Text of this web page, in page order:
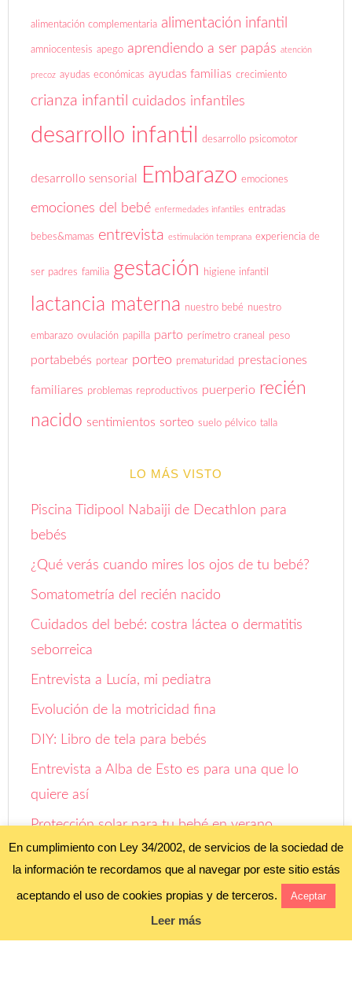
alimentación complementaria alimentación infantil
amniocentesis apego aprendiendo a ser papás atención
precoz ayudas económicas ayudas familias crecimiento
crianza infantil cuidados infantiles
desarrollo infantil desarrollo psicomotor
desarrollo sensorial Embarazo emociones
emociones del bebé enfermedades infantiles entradas
bebes&mamas entrevista estimulación temprana experiencia de
ser padres familia gestación higiene infantil
lactancia materna nuestro bebé nuestro
embarazo ovulación papilla parto perímetro craneal peso
portabebés portear porteo prematuridad prestaciones
familiares problemas reproductivos puerperio recién
nacido sentimientos sorteo suelo pélvico talla
LO MÁS VISTO
Piscina Tidipool Nabaiji de Decathlon para
bebés
¿Qué verás cuando mires los ojos de tu bebé?
Somatometría del recién nacido
Cuidados del bebé: costra láctea o dermatitis
seborreica
Entrevista a Lucía, mi pediatra
Evolución de la motricidad fina
DIY: Libro de tela para bebés
Entrevista a Alba de Esto es para una que lo
quiere así
Protección solar para tu bebé en verano
Aprendiendo a ser papás: ¡Oh! Estamos
Aviso legal y política de privacidad
En cumplimiento con Ley 34/2002, de servicios de la sociedad de
la información te recordamos que al navegar por este sitio estás
aceptando el uso de cookies propias y de terceros.
Aceptar
Leer más